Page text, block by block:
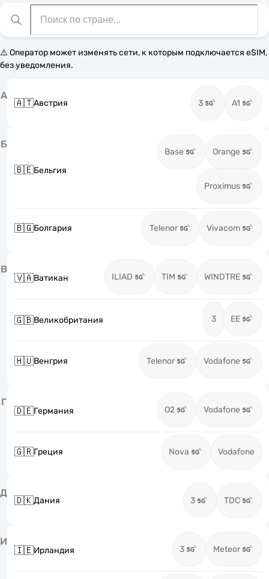
⚠️ Оператор может изменять сети, к которым подключается eSIM,
без уведомления.
А
🇦🇹Австрия 3 A1
Б
🇧🇪Бельгия
Base Orange
Proximus
🇧🇬Болгария Telenor Vivacom
В
🇻🇦Ватикан ILIAD TIM WINDTRE
🇬🇧Великобритания 3 EE
🇭🇺Венгрия Telenor Vodafone
Г
🇩🇪Германия O2 Vodafone
🇬🇷Греция Nova Vodafone
Д
🇩🇰Дания 3 TDC
И
🇮🇪Ирландия 3 Meteor